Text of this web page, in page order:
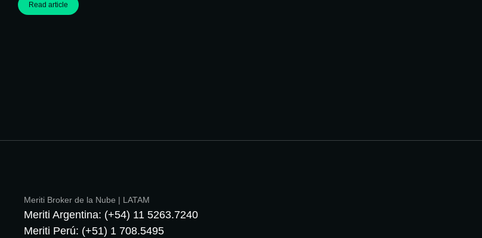
Read article
Meriti Broker de la Nube | LATAM
Meriti Argentina: (+54) 11 5263.7240
Meriti Perú: (+51) 1 708.5495